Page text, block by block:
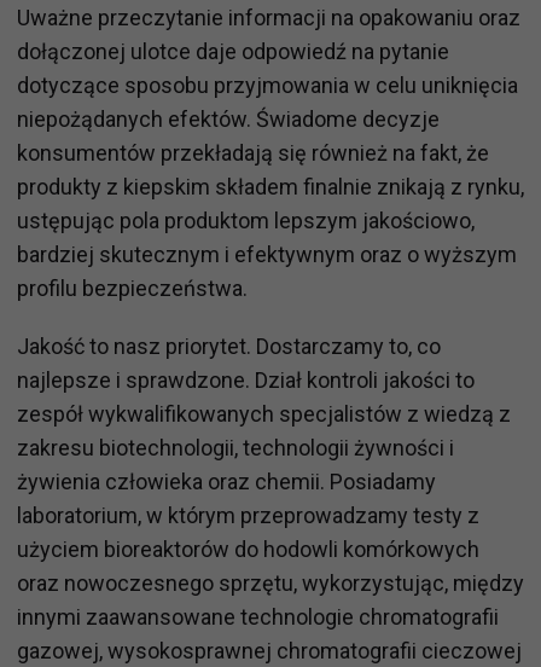
Uważne przeczytanie informacji na opakowaniu oraz
dołączonej ulotce daje odpowiedź na pytanie
dotyczące sposobu przyjmowania w celu uniknięcia
niepożądanych efektów. Świadome decyzje
konsumentów przekładają się również na fakt, że
produkty z kiepskim składem finalnie znikają z rynku,
ustępując pola produktom lepszym jakościowo,
bardziej skutecznym i efektywnym oraz o wyższym
profilu bezpieczeństwa.
Jakość to nasz priorytet. Dostarczamy to, co
najlepsze i sprawdzone. Dział kontroli jakości to
zespół wykwalifikowanych specjalistów z wiedzą z
zakresu biotechnologii, technologii żywności i
żywienia człowieka oraz chemii. Posiadamy
laboratorium, w którym przeprowadzamy testy z
użyciem bioreaktorów do hodowli komórkowych
oraz nowoczesnego sprzętu, wykorzystując, między
innymi zaawansowane technologie chromatografii
gazowej, wysokosprawnej chromatografii cieczowej